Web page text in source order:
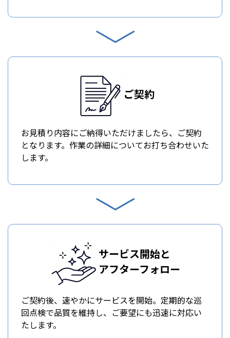
ご契約
お見積り内容にご納得いただけましたら、ご契約
となります。作業の詳細についてお打ち合わせいた
します。
サービス開始と
アフターフォロー
ご契約後、速やかにサービスを開始。定期的な巡
回点検で品質を維持し、ご要望にも迅速に対応い
たします。